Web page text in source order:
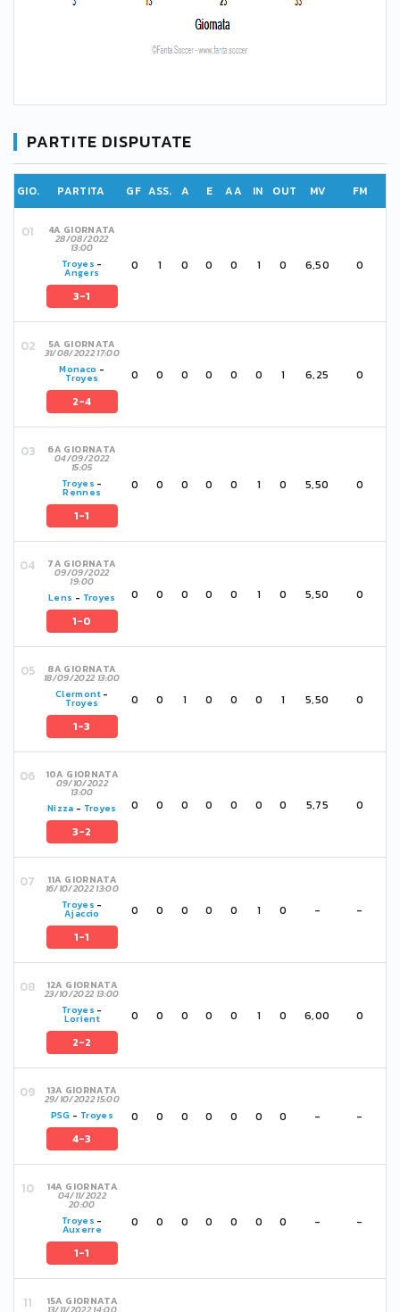
PARTITE DISPUTATE
GIO. PARTITA GF ASS. A E AA IN OUT MV FM
4A GIORNATA
28/08/2022
13:00
Troyes -
Angers
3-1
0 1 0 0 0 1 0 6,50 0
5A GIORNATA
31/08/2022 17:00
Monaco -
Troyes
2-4
0 0 0 0 0 0 1 6,25 0
6A GIORNATA
04/09/2022
15:05
Troyes -
Rennes
1-1
0 0 0 0 0 1 0 5,50 0
7A GIORNATA
09/09/2022
19:00
Lens - Troyes
1-0
0 0 0 0 0 1 0 5,50 0
8A GIORNATA
18/09/2022 13:00
Clermont-
Troyes
1-3
0 0 1 0 0 0 1 5,50 0
10A GIORNATA
09/10/2022
13:00
Nizza - Troyes
3-2
0 0 0 0 0 0 0 5,75 0
11A GIORNATA
16/10/2022 13:00
Troyes -
Ajaccio
1-1
0 0 0 0 0 1 0 - -
12A GIORNATA
23/10/2022 13:00
Troyes -
Lorient
2-2
0 0 0 0 0 1 0 6,00 0
13A GIORNATA
29/10/2022 15:00
PSG - Troyes
4-3
0 0 0 0 0 0 0 - -
14A GIORNATA
04/11/2022
20:00
Troyes -
Auxerre
1-1
0 0 0 0 0 0 0 - -
15A GIORNATA